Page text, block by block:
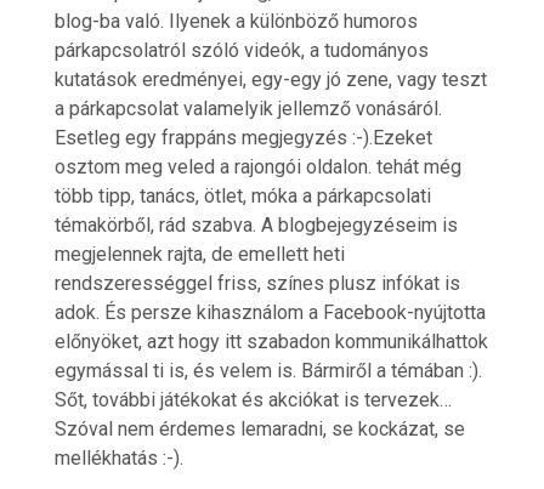
blog-ba való. Ilyenek a különböző humoros
párkapcsolatról szóló videók, a tudományos
kutatások eredményei, egy-egy jó zene, vagy teszt
a párkapcsolat valamelyik jellemző vonásáról.
Esetleg egy frappáns megjegyzés :-).Ezeket
osztom meg veled a rajongói oldalon. tehát még
több tipp, tanács, ötlet, móka a párkapcsolati
témakörből, rád szabva. A blogbejegyzéseim is
megjelennek rajta, de emellett heti
rendszerességgel friss, színes plusz infókat is
adok. És persze kihasználom a Facebook-nyújtotta
előnyöket, azt hogy itt szabadon kommunikálhattok
egymással ti is, és velem is. Bármiről a témában :).
Sőt, további játékokat és akciókat is tervezek…
Szóval nem érdemes lemaradni, se kockázat, se
mellékhatás :-).